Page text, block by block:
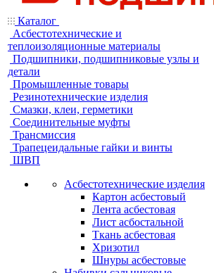
Каталог
Асбестотехнические и
теплоизоляционные материалы
Подшипники, подшипниковые узлы и
детали
Промышленные товары
Резинотехнические изделия
Смазки, клеи, герметики
Соединительные муфты
Трансмиссия
Трапецеидальные гайки и винты
ШВП
Асбестотехнические изделия
Картон асбестовый
Лента асбестовая
Лист асбостальной
Ткань асбестовая
Хризотил
Шнуры асбестовые